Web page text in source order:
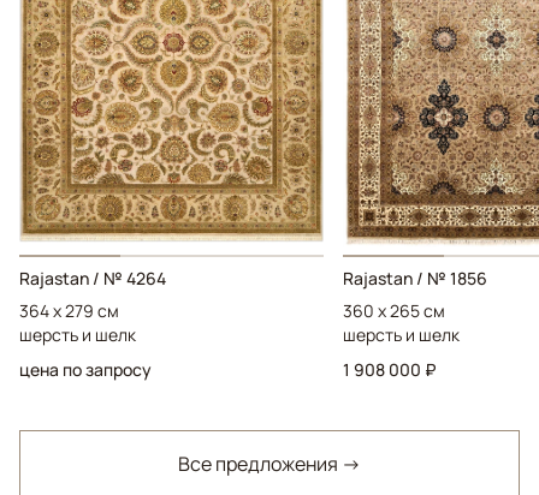
Rajastan / № 4264
364 x 279 см
шерсть и шелк
цена по запросу
Rajastan / № 1856
360 x 265 см
шерсть и шелк
1 908 000 ₽
Все предложения →